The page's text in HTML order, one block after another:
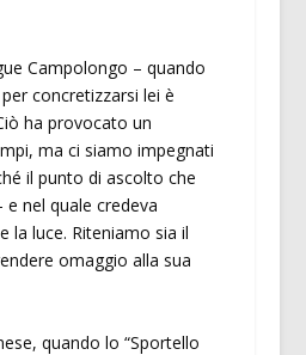
Campolongo – quando
concretizzarsi lei è
ha provocato un
ma ci siamo impegnati
il punto di ascolto che
nel quale credeva
la luce. Riteniamo sia il
omaggio alla sua
quando lo “Sportello